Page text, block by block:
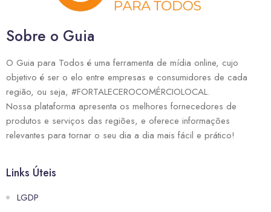
Sobre o Guia
O Guia para Todos é uma ferramenta de mídia online, cujo
objetivo é ser o elo entre empresas e consumidores de cada
região, ou seja, #FORTALECEROCOMÉRCIOLOCAL.
Nossa plataforma apresenta os melhores fornecedores de
produtos e serviços das regiões, e oferece informações
relevantes para tornar o seu dia a dia mais fácil e prático!
Links Úteis
LGDP